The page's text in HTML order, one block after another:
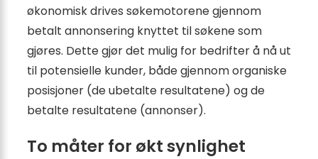
økonomisk drives søkemotorene gjennom
betalt annonsering knyttet til søkene som
gjøres. Dette gjør det mulig for bedrifter å nå ut
til potensielle kunder, både gjennom organiske
posisjoner (de ubetalte resultatene) og de
betalte resultatene (annonser).
To måter for økt synlighet